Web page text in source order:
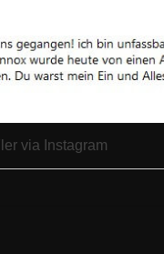
via Instagram